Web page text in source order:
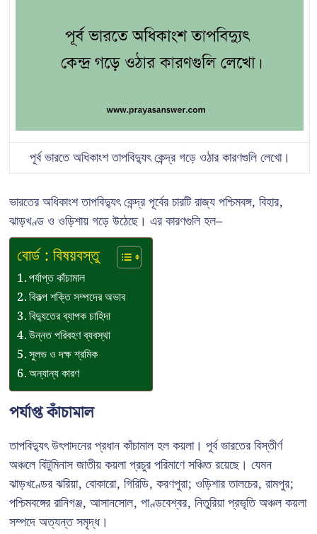
পূর্ব ভারতে অধিকাংশ তাপবিদ্যুৎ কেন্দ্র গড়ে ওঠার কারণগুলি লেখো।
ভারতের অধিকাংশ তাপবিদ্যুৎ কেন্দ্র পূর্বের চারটি রাজ্য পশ্চিমবঙ্গ, বিহার,
ঝাড়খণ্ড ও ওড়িশায় গড়ে উঠেছে। এর কারণগুলি হল–
বোর্ড : বিষয়বস্তু
পর্যাপ্ত কাঁচামাল
বিকল্প শক্তি সম্পদের অভাব
বিদ্যুতের ব্যাপক চাহিদা
উন্নত পরিবহণ ব্যবস্থা
সুলভ ও দক্ষ শ্রমিক
অন্যান্য কারণ
পর্যাপ্ত কাঁচামাল
তাপবিদ্যুৎ উৎপাদনের প্রধান কাঁচামাল হল কয়লা। পূর্ব ভারতের বিস্তীর্ণ
অঞ্চলে বিটুমিনাস জাতীয় কয়লা প্রচুর পরিমাণে সঞ্চিত রয়েছে। যেমন
ঝাড়খণ্ডের ঝরিয়া, বোকারো, গিরিডি, করণপুরা; ওড়িশার তালচের, রামপুর;
পশ্চিমবঙ্গের রানিগঞ্জ, আসানসোল, পাণ্ডবেশ্বর, নিতুরিয়া প্রভৃতি অঞ্চল কয়লা
সম্পদে অত্যন্ত সমৃদ্ধ।